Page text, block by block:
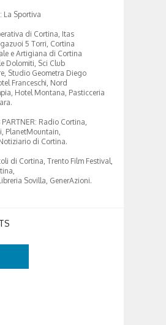
La Sportiva
di Cortina, Itas
5 Torri, Cortina
e Artigiana di Cortina
Dolomiti, Sci Club
Studio Geometra Diego
Franceschi, Nord
Hotel Montana, Pasticceria
Radio Cortina,
PlanetMountain,
di Cortina.
di Cortina, Trento Film Festival,
Sovilla, GenerAzioni.